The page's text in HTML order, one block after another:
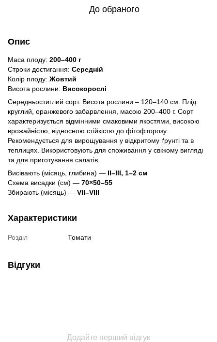
До обраного
Опис
Маса плоду: 200–400 г
Строки достигання: Середній
Колір плоду: Жовтий
Висота рослини: Високорослі
Середньостиглий сорт. Висота рослини – 120–140 см. Плід
круглий, оранжевого забарвлення, масою 200–400 г. Сорт
характеризується відмінними смаковими якостями, високою
врожайністю, відносною стійкістю до фітофторозу.
Рекомендується для вирощування у відкритому ґрунті та в
теплицях. Використовують для споживання у свіжому вигляді
та для приготування салатів.
Висівають (місяць, глибина) — II–III, 1–2 см
Схема висадки (см) — 70×50–55
Збирають (місяць) — VII–VIII
Характеристики
Розділ Томати
Відгуки
Додайте перший відгук